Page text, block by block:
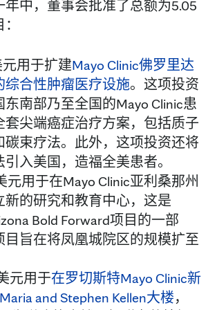
年中，董事会批准了总额为5.05
元用于扩建Mayo Clinic佛罗里达
综合性肿瘤医疗设施。这项投资
东南部乃至全国的Mayo Clinic患
套尖端癌症治疗方案，包括质子
碳束疗法。此外，这项投资还将
入美国，造福全美患者。
元用于在Mayo Clinic亚利桑那州
新的研究和教育中心，这是
Bold Forward项目的一部
目旨在将凤凰城院区的规模扩至
元用于在罗切斯特Mayo Clinic新
and Stephen Kellen大楼，